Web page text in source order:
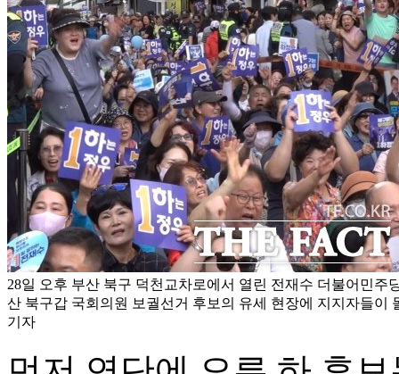
28일 오후 부산 북구 덕천교차로에서 열린 전재수 더불어민주
산 북구갑 국회의원 보궐선거 후보의 유세 현장에 지지자들이
기자